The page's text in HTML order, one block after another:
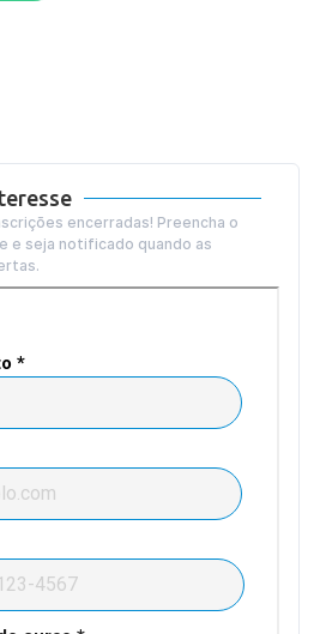
encerradas! Preencha o
e seja notificado quando as